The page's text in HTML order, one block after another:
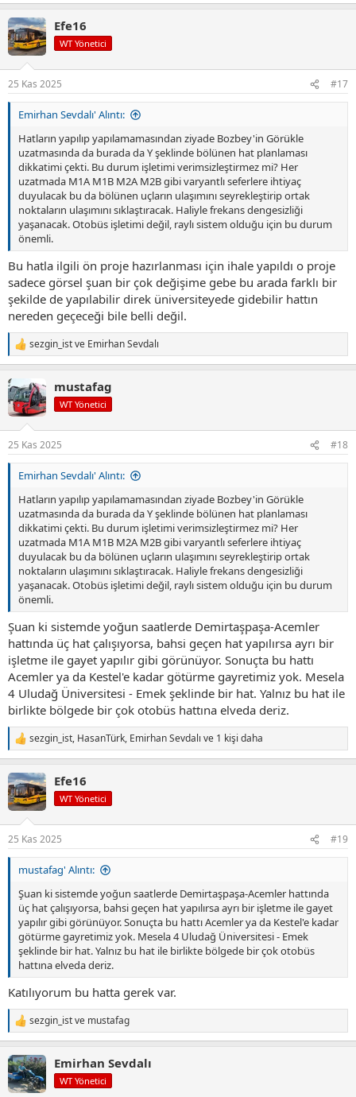
k
i
l
:
Efe16
WT Yönetici
25 Kas 2025 #17
Emirhan Sevdalı' Alıntı:
Hatların yapılıp yapılamamasından ziyade Bozbey'in Görükle
uzatmasında da burada da Y şeklinde bölünen hat planlaması
dikkatimi çekti. Bu durum işletimi verimsizleştirmez mi? Her
uzatmada M1A M1B M2A M2B gibi varyantlı seferlere ihtiyaç
duyulacak bu da bölünen uçların ulaşımını seyrekleştirip ortak
noktaların ulaşımını sıklaştıracak. Haliyle frekans dengesizliği
yaşanacak. Otobüs işletimi değil, raylı sistem olduğu için bu durum
önemli.
Bu hatla ilgili ön proje hazırlanması için ihale yapıldı o proje
sadece görsel şuan bir çok değişime gebe bu arada farklı bir
şekilde de yapılabilir direk üniversiteyede gidebilir hattın
nereden geçeceği bile belli değil.
T
e
k
i
l
:
sezgin_istve Emirhan Sevdalı
mustafag
WT Yönetici
25 Kas 2025 #18
Emirhan Sevdalı' Alıntı:
Hatların yapılıp yapılamamasından ziyade Bozbey'in Görükle
uzatmasında da burada da Y şeklinde bölünen hat planlaması
dikkatimi çekti. Bu durum işletimi verimsizleştirmez mi? Her
uzatmada M1A M1B M2A M2B gibi varyantlı seferlere ihtiyaç
duyulacak bu da bölünen uçların ulaşımını seyrekleştirip ortak
noktaların ulaşımını sıklaştıracak. Haliyle frekans dengesizliği
yaşanacak. Otobüs işletimi değil, raylı sistem olduğu için bu durum
önemli.
Şuan ki sistemde yoğun saatlerde Demirtaşpaşa-Acemler
hattında üç hat çalışıyorsa, bahsi geçen hat yapılırsa ayrı bir
işletme ile gayet yapılır gibi görünüyor. Sonuçta bu hattı
Acemler ya da Kestel'e kadar götürme gayretimiz yok. Mesela
4 Uludağ Üniversitesi - Emek şeklinde bir hat. Yalnız bu hat ile
birlikte bölgede bir çok otobüs hattına elveda deriz.
T
e
k
i
l
:
sezgin_ist, HasanTürk, Emirhan Sevdalı ve 1 kişi daha
Efe16
WT Yönetici
25 Kas 2025 #19
mustafag' Alıntı:
Şuan ki sistemde yoğun saatlerde Demirtaşpaşa-Acemler hattında
üç hat çalışıyorsa, bahsi geçen hat yapılırsa ayrı bir işletme ile gayet
yapılır gibi görünüyor. Sonuçta bu hattı Acemler ya da Kestel'e kadar
götürme gayretimiz yok. Mesela 4 Uludağ Üniversitesi - Emek
şeklinde bir hat. Yalnız bu hat ile birlikte bölgede bir çok otobüs
hattına elveda deriz.
Katılıyorum bu hatta gerek var.
T
e
k
i
l
sezgin_istve mustafag
Emirhan Sevdalı
WT Yönetici